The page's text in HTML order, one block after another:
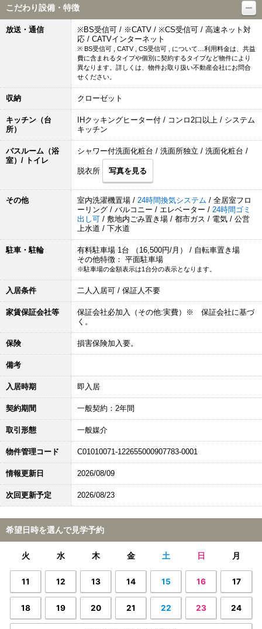
こだわり設備・特徴
放送・通信
※BS受信可 / ※CATV / ※CS受信可 / 高速ネット対
応 / CATVインターネット
※ BS受信可 , CATV , CS受信可 , について…利用料金は、共益
費に含まれるタイプや個別に契約するタイプなど物件により
異なります。詳しくは、物件お取り扱い不動産会社にお問合
せください。
収納 クローゼット
キッチン（台
所）
IHクッキングヒーター付 / コンロ2口以上 / システム
キッチン
バスルーム（浴
室）/ トイレ
シャワー付洗面化粧台 / 洗面所独立 / 洗面化粧台 /
脱衣所 写真を見る
その他 室内洗濯機置場 / 24時間換気システム / 全居室フロ
ーリング / バルコニー / エレベーター / 24時間ゴミ
出し可 / 敷地内ごみ置き場 / 都市ガス / 電気 / 公営
上水道 / 下水道
駐車・駐輪
有料駐車場 1台 （16,500円/月） / 自転車置き場
その他特徴： 平面駐車場
※駐車場の金額表示は1台分の表示となります。
入居条件 二人入居可 / 保証人不要
家賃保証会社等
保証会社必加入（その他:実費）※ 保証会社に基づ
く。
保険 損害保険加入要。
備考
入居時期 即入居
契約期間 一般契約：2年間
取引形態 一般媒介
物件管理コード C01010071-122655000907783-0001
情報更新日 2026/08/09
次回更新予定 2026/08/23
希望日時を選んで見学予約
火 水 木 金 土 日 月
11 12 13 14 15 16 17
18 19 20 21 22 23 24